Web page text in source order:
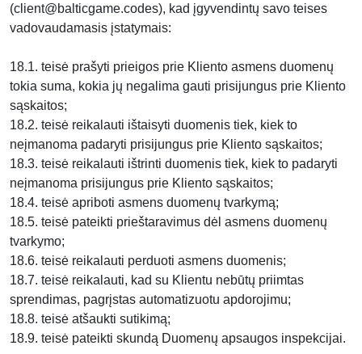
(client@balticgame.codes), kad įgyvendintų savo teises
vadovaudamasis įstatymais:
18.1. teisė prašyti prieigos prie Kliento asmens duomenų
tokia suma, kokia jų negalima gauti prisijungus prie Kliento
sąskaitos;
18.2. teisė reikalauti ištaisyti duomenis tiek, kiek to
neįmanoma padaryti prisijungus prie Kliento sąskaitos;
18.3. teisė reikalauti ištrinti duomenis tiek, kiek to padaryti
neįmanoma prisijungus prie Kliento sąskaitos;
18.4. teisė apriboti asmens duomenų tvarkymą;
18.5. teisė pateikti prieštaravimus dėl asmens duomenų
tvarkymo;
18.6. teisė reikalauti perduoti asmens duomenis;
18.7. teisė reikalauti, kad su Klientu nebūtų priimtas
sprendimas, pagrįstas automatizuotu apdorojimu;
18.8. teisė atšaukti sutikimą;
18.9. teisė pateikti skundą Duomenų apsaugos inspekcijai.